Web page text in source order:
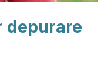
depurare